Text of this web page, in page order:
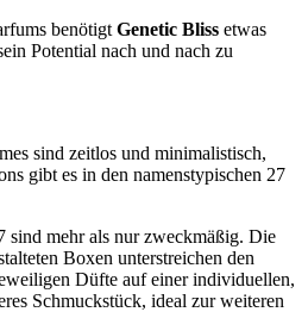
benötigt Genetic Bliss etwas
Potential nach und nach zu
sind zeitlos und minimalistisch,
gibt es in den namenstypischen 27
sind mehr als nur zweckmäßig. Die
Boxen unterstreichen den
Düfte auf einer individuellen,
Schmuckstück, ideal zur weiteren